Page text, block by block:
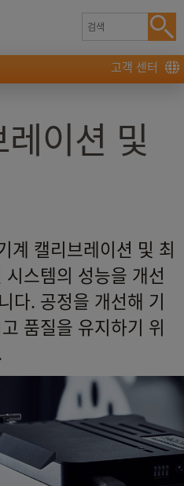
고객 센터
이션 및
캘리브레이션 및 최
스템의 성능을 개선
다. 공정을 개선해 기
품질을 유지하기 위